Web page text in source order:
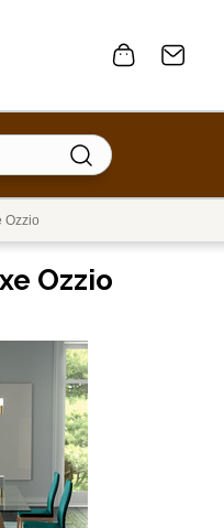
Ozzio
Ozzio